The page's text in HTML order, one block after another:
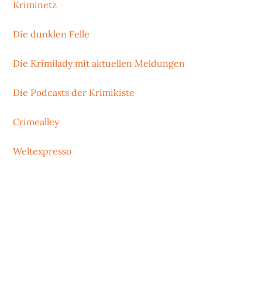
Kriminetz
Die dunklen Felle
Die Krimilady mit aktuellen Meldungen
Die Podcasts der Krimikiste
Crimealley
Weltexpresso